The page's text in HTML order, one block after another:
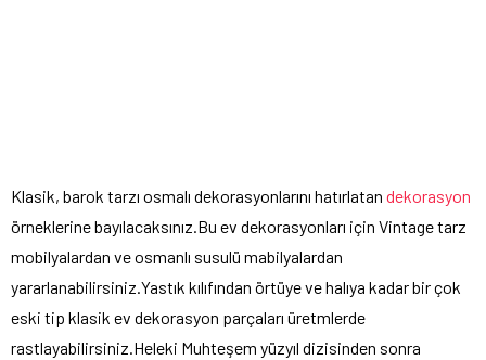
Klasik, barok tarzı osmalı dekorasyonlarını hatırlatan dekorasyon
örneklerine bayılacaksınız.Bu ev dekorasyonları için Vintage tarz
mobilyalardan ve osmanlı susulü mabilyalardan
yararlanabilirsiniz.Yastık kılıfından örtüye ve halıya kadar bir çok
eski tip klasik ev dekorasyon parçaları üretmlerde
rastlayabilirsiniz.Heleki Muhteşem yüzyıl dizisinden sonra